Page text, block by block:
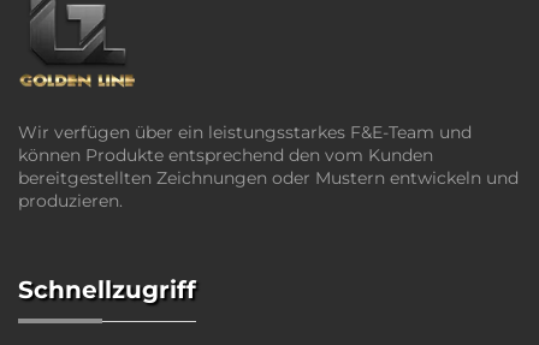
Wir verfügen über ein leistungsstarkes F&E-Team und
können Produkte entsprechend den vom Kunden
bereitgestellten Zeichnungen oder Mustern entwickeln und
produzieren.
Schnellzugriff